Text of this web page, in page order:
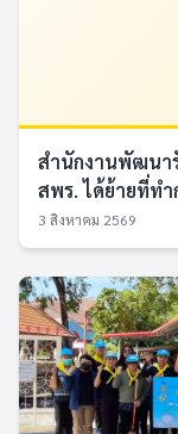
สำนักงานพัฒนา
สพร. ได้ย้ายที่ทำ
3 สิงหาคม 2569